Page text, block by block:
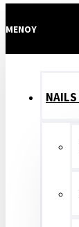
MENOY
NAILS